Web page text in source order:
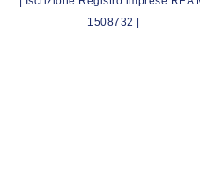
1508732 |